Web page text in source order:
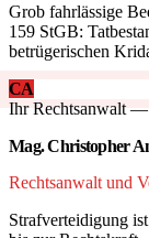
Grob fahrlässige
159 StGB:
betrügerischen
CA
Ihr Rechtsanwalt —
Mag. Christopher
Rechtsanwalt und
Strafverteidigung